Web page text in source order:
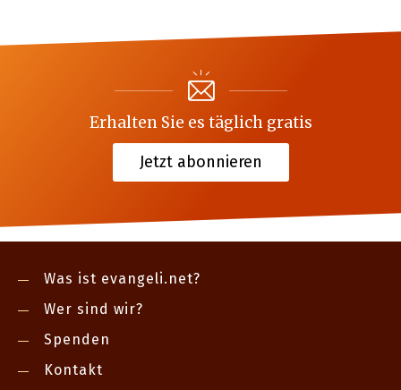
Erhalten Sie es täglich gratis
Jetzt abonnieren
Was ist evangeli.net?
Wer sind wir?
Spenden
Kontakt